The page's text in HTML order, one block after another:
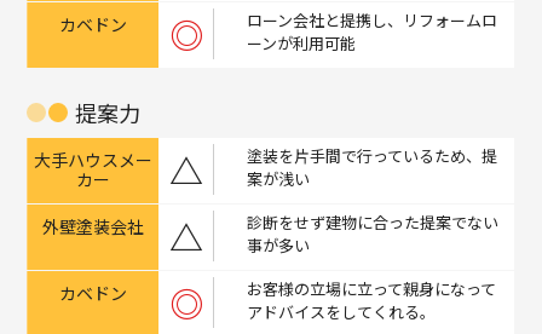
◎
ローン会社と提携し、リフォームロ
ーンが利用可能
提案力
△
塗装を片手間で行っているため、提
案が浅い
△
診断をせず建物に合った提案でない
事が多い
◎
お客様の立場に立って親身になって
アドバイスをしてくれる。